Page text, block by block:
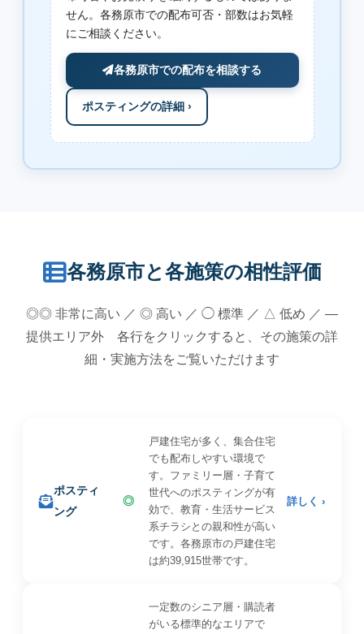
せん。各務原市での配布可否・部数はお気軽
にご相談ください。
各務原市での配布を相談する
ポスティングの詳細 ›
各務原市と各施策の相性評価
◎◎ 非常に高い ／ ◎ 高い ／ ◯ 標準 ／ △ 低め ／ —
提供エリア外 各行をクリックすると、その施策の詳
細・実施方法をご覧いただけます
ポスティ
ング
◎
戸建住宅が多く、集合住宅
でも配布しやすい環境で
す。ファミリー層・子育て
世代へのポスティングが有
効で、教育・生活サービス
系チラシとの親和性が高い
です。各務原市の戸建住宅
は約39,915世帯です。
詳しく ›
一定数のシニア層・購読者
がいる標準的なエリアで